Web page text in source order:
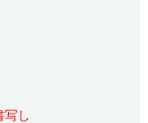
写し